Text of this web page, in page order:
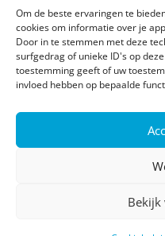
Om de beste ervaringen te
cookies om informatie over je
Door in te stemmen met deze
surfgedrag of unieke ID's op
toestemming geeft of uw
invloed hebben op bepaalde
Bekijk
Energiecentrales
Oil and Gas
Partners
TS Verbindungsteile
OME Metallurgica /